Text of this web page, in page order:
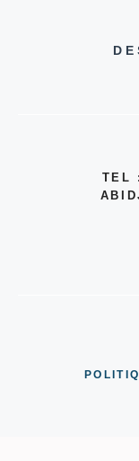
TEL